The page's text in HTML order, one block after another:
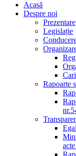
Acasă
Despre noi
Prezentare
Legislație
Rapoarte